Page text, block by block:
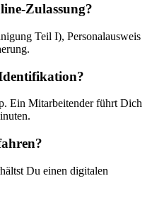
Zulassung?
Teil I), Personalausweis
Ein Mitarbeitender führt Dich
Du einen digitalen